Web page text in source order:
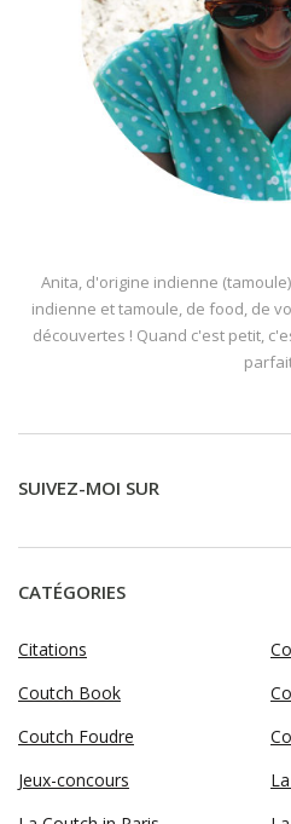
Anita, d'origine indienne
indienne et tamoule, de food, de
découvertes ! Quand c'est petit,
SUIVEZ-MOI SUR
CATÉGORIES
Citations
Coutch Book
Coutch Foudre
Jeux-concours